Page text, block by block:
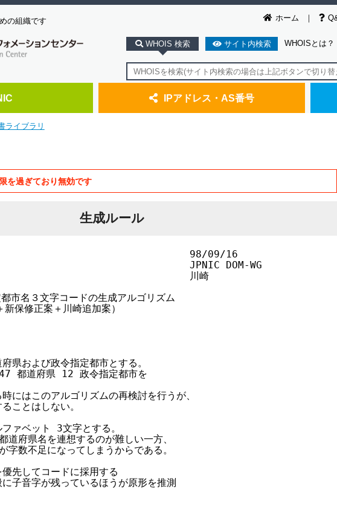
ホーム
の組織です
WHOIS 検索 サイト内検索 WHOISとは？
IPアドレス・AS番号
ライブラリ
を過ぎており無効です
生成ルール
98/09/16
JPNIC DOM-WG
川崎
名３文字コードの生成アルゴリズム
修正案＋川崎追加案）
および政令指定都市とする。
都道府県 12 政令指定都市を
はこのアルゴリズムの再検討を行うが、
ことはしない。
ァベット 3文字とする。
府県名を連想するのが難しい一方、
数不足になってしまうからである。
先してコードに採用する
子音字が残っているほうが原形を推測